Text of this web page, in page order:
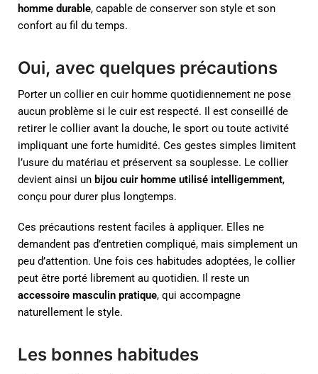
homme durable, capable de conserver son style et son
confort au fil du temps.
Oui, avec quelques précautions
Porter un collier en cuir homme quotidiennement ne pose
aucun problème si le cuir est respecté. Il est conseillé de
retirer le collier avant la douche, le sport ou toute activité
impliquant une forte humidité. Ces gestes simples limitent
l’usure du matériau et préservent sa souplesse. Le collier
devient ainsi un bijou cuir homme utilisé intelligemment,
conçu pour durer plus longtemps.
Ces précautions restent faciles à appliquer. Elles ne
demandent pas d’entretien compliqué, mais simplement un
peu d’attention. Une fois ces habitudes adoptées, le collier
peut être porté librement au quotidien. Il reste un
accessoire masculin pratique, qui accompagne
naturellement le style.
Les bonnes habitudes